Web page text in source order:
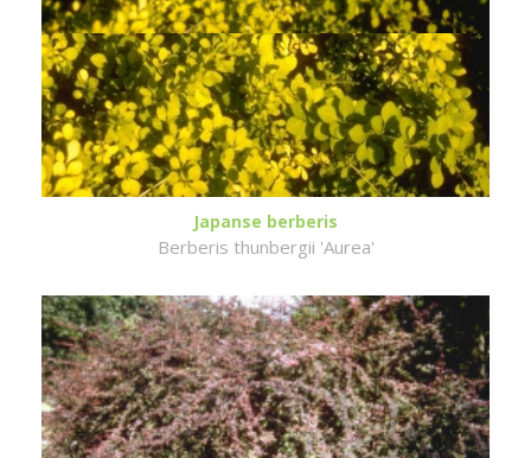
Japanse berberis
Berberis thunbergii 'Aurea'